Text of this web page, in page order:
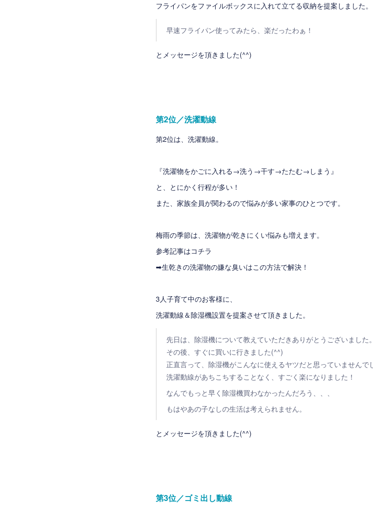
フライパンをファイルボックスに入れて立てる収納を提案しました。
早速フライパン使ってみたら、楽だったわぁ！
とメッセージを頂きました(^^)
第2位／洗濯動線
第2位は、洗濯動線。
『洗濯物をかごに入れる→洗う→干す→たたむ→しまう』
と、とにかく行程が多い！
また、家族全員が関わるので悩みが多い家事のひとつです。
梅雨の季節は、洗濯物が乾きにくい悩みも増えます。
参考記事はコチラ
➡生乾きの洗濯物の嫌な臭いはこの方法で解決！
3人子育て中のお客様に、
洗濯動線＆除湿機設置を提案させて頂きました。
先日は、除湿機について教えていただきありがとうございました。
その後、すぐに買いに行きました(^^)
正直言って、除湿機がこんなに使えるヤツだと思っていませんで
洗濯動線があちこちすることなく、すごく楽になりました！
なんでもっと早く除湿機買わなかったんだろう、、、
もはやあの子なしの生活は考えられません。
とメッセージを頂きました(^^)
第3位／ゴミ出し動線